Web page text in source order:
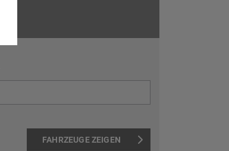
FAHRZEUGE ZEIGEN